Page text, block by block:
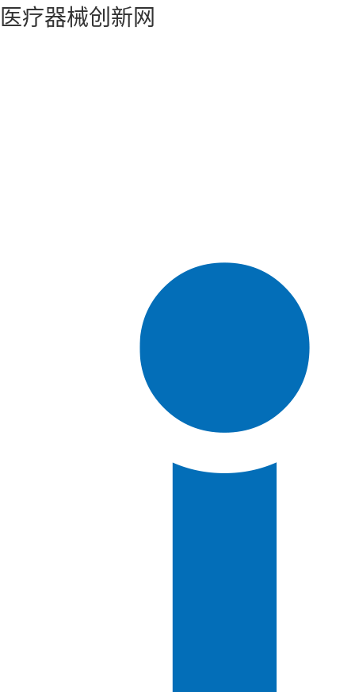
医疗器械创新网